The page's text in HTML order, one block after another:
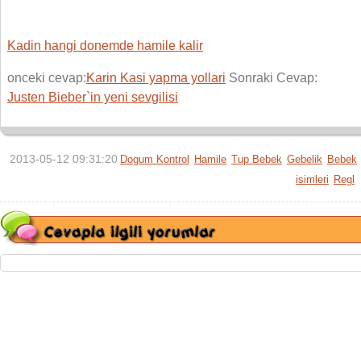
Kadin hangi donemde hamile kalir
onceki cevap:Karin Kasi yapma yollari Sonraki Cevap:
Justen Bieber`in yeni sevgilisi
2013-05-12 09:31:20 Dogum Kontrol Hamile Tup Bebek Gebelik Bebek
isimleri Regl